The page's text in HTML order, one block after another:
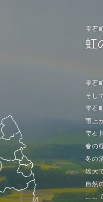
雫石
虹
雫石
そし
雫石
雨上
雫石
春の
冬の
雄大
自然
ここ